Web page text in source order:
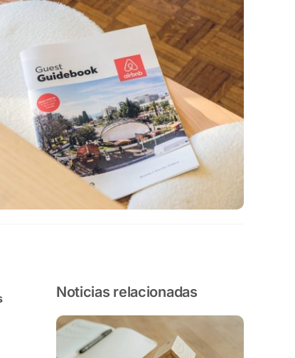
Noticias relacionadas